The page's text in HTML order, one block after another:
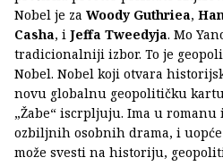
Nobel je za Woody Guthriea,
Casha, i Jeffa Tweedyja. Mo
tradicionalniji izbor. To je
Nobel. Nobel koji otvara
novu globalnu geopolitičku
„Žabe“ iscrpljuju. Ima u
ozbiljnih osobnih drama, i uopće
može svesti na historiju,